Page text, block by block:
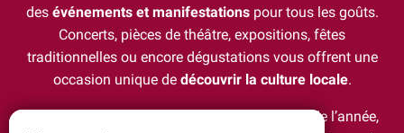
des événements et manifestationspour tous les goûts.
Concerts, pièces de théâtre, expositions, fêtes
traditionnelles ou encore dégustations vous offrent une
occasion unique de découvrir la culture locale.
Avec une programmation variée tout au long de l’année,